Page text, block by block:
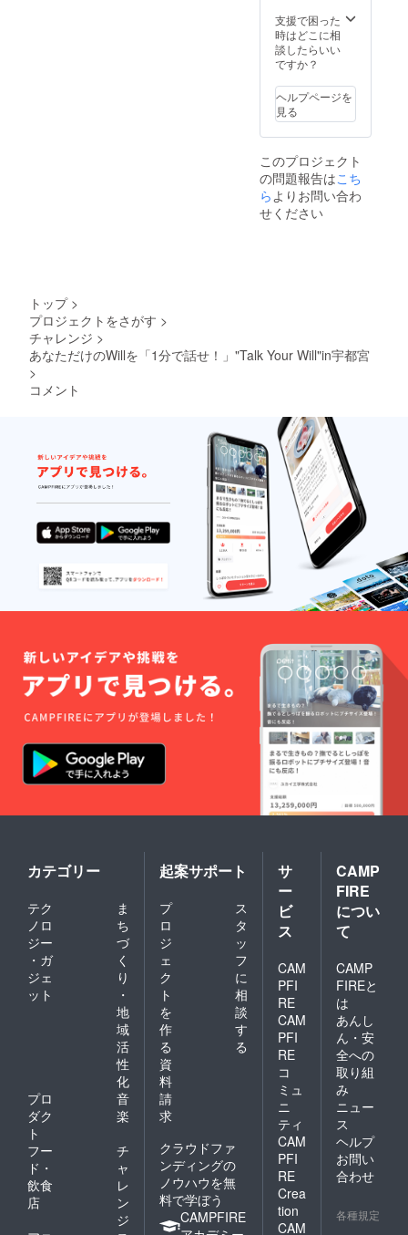
支援で困った
時はどこに相
談したらいい
ですか？
ヘルプページを
見る
このプロジェクト
の問題報告はこち
らよりお問い合わ
せください
トップ >
プロジェクトをさがす >
チャレンジ >
あなただけのWillを「1分で話せ！」"Talk Your Will"in宇都宮
>
コメント
カテゴリー
テク
ノロ
ジー
・ガ
ジェ
ット
ま
ち
づ
く
り
・
地
域
活
性
化
プロ
ダク
ト
音
楽
フー
ド・
飲食
店
チ
ャ
レ
ン
ジ
起案サポート
プ
ロ
ジ
ェ
ク
ト
を
作
る
ス
タ
ッ
フ
に
相
談
す
る
資
料
請
求
クラウドファ
ンディングの
ノウハウを無
料で学ぼう
CAMPFIRE
サ
ー
ビ
ス
CAM
PFI
RE
CAM
PFI
RE
コ
ミュ
ニ
ティ
CAM
PFI
RE
Crea
tion
CAM
CAMP
FIRE
につい
て
CAMP
FIREと
は
あんし
ん・安
全への
取り組
み
ニュー
ス
ヘルプ
お問い
合わせ
各種規定